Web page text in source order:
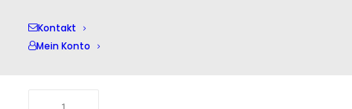
Kontakt
Mein Konto
17,00 €